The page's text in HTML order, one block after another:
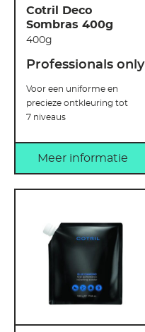
Cotril Deco
Sombras 400g
400g
Professionals only
Voor een uniforme en
precieze ontkleuring tot
7 niveaus
Meer informatie